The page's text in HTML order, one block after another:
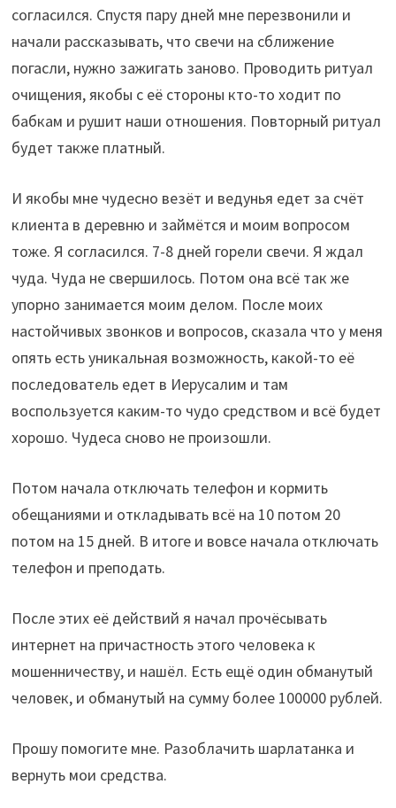
согласился. Спустя пару дней мне перезвонили и
начали рассказывать, что свечи на сближение
погасли, нужно зажигать заново. Проводить ритуал
очищения, якобы с её стороны кто-то ходит по
бабкам и рушит наши отношения. Повторный ритуал
будет также платный.
И якобы мне чудесно везёт и ведунья едет за счёт
клиента в деревню и займётся и моим вопросом
тоже. Я согласился. 7-8 дней горели свечи. Я ждал
чуда. Чуда не свершилось. Потом она всё так же
упорно занимается моим делом. После моих
настойчивых звонков и вопросов, сказала что у меня
опять есть уникальная возможность, какой-то её
последователь едет в Иерусалим и там
воспользуется каким-то чудо средством и всё будет
хорошо. Чудеса сново не произошли.
Потом начала отключать телефон и кормить
обещаниями и откладывать всё на 10 потом 20
потом на 15 дней. В итоге и вовсе начала отключать
телефон и преподать.
После этих её действий я начал прочёсывать
интернет на причастность этого человека к
мошенничеству, и нашёл. Есть ещё один обманутый
человек, и обманутый на сумму более 100000 рублей.
Прошу помогите мне. Разоблачить шарлатанка и
вернуть мои средства.